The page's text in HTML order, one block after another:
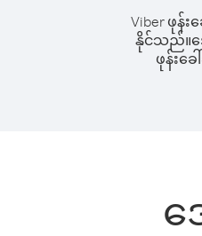
Viber ဖုန်
နိုင်သည်။
ဖုန်းခ
အ